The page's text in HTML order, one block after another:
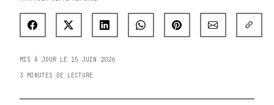
MIS À JOUR LE 15 JUIN 2026
3 MINUTES DE LECTURE